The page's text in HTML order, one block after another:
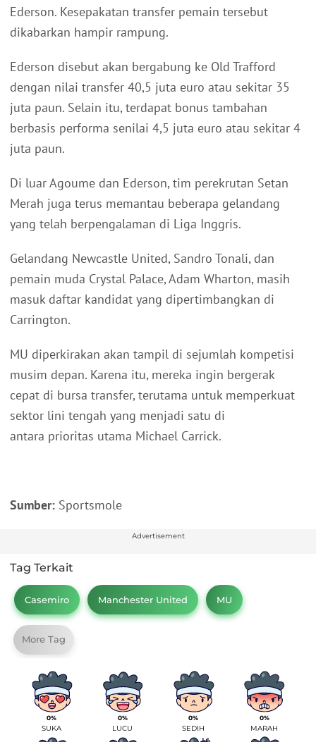
Ederson. Kesepakatan transfer pemain tersebut
dikabarkan hampir rampung.
Ederson disebut akan bergabung ke Old Trafford
dengan nilai transfer 40,5 juta euro atau sekitar 35
juta paun. Selain itu, terdapat bonus tambahan
berbasis performa senilai 4,5 juta euro atau sekitar 4
juta paun.
Di luar Agoume dan Ederson, tim perekrutan Setan
Merah juga terus memantau beberapa gelandang
yang telah berpengalaman di Liga Inggris.
Gelandang Newcastle United, Sandro Tonali, dan
pemain muda Crystal Palace, Adam Wharton, masih
masuk daftar kandidat yang dipertimbangkan di
Carrington.
MU diperkirakan akan tampil di sejumlah kompetisi
musim depan. Karena itu, mereka ingin bergerak
cepat di bursa transfer, terutama untuk memperkuat
sektor lini tengah yang menjadi satu di
antara prioritas utama Michael Carrick.
Sumber: Sportsmole
Advertisement
Tag Terkait
Casemiro Manchester United MU
More Tag
0%
SUKA
0%
LUCU
0%
SEDIH
0%
MARAH